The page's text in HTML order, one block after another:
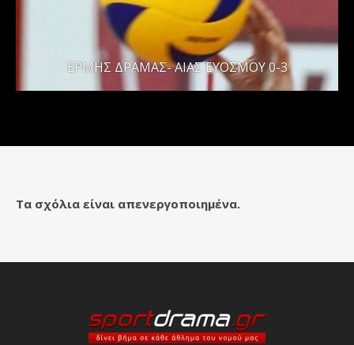
ΕΡΜΗΣ ΔΡΑΜΑΣ- ΑΙΑΣ ΕΥΟΣΜΟΥ 0-3
Τα σχόλια είναι απενεργοποιημένα.